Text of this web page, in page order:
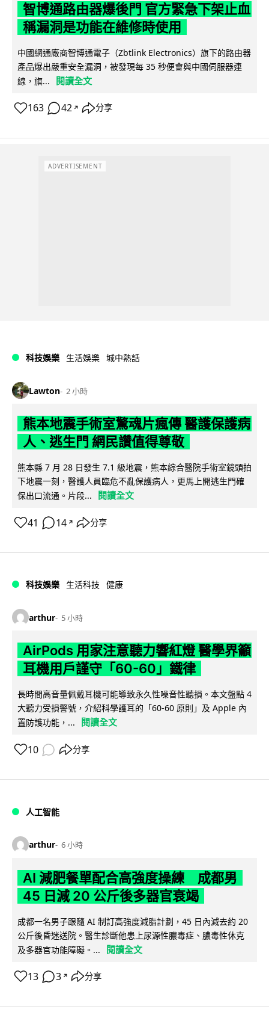
智博通路由器爆後門 官方緊急下架止血
稱漏洞是功能在維修時使用
中國網通廠商智博通電子（Zbtlink Electronics）旗下的路由器
產品爆出嚴重安全漏洞，被發現每 35 秒便會與中國伺服器連
線，旗...
閱讀全文
163 42 ↗ 分享
ADVERTISEMENT
科技娛樂 生活娛樂 城中熱話
Lawton 2 小時
熊本地震手術室驚魂片瘋傳 醫護保護病
人、逃生門 網民讚值得尊敬
熊本縣 7 月 28 日發生 7.1 級地震，熊本綜合醫院手術室鏡頭拍
下地震一刻，醫護人員臨危不亂保護病人，更馬上開逃生門確
保出口流通。片段...
閱讀全文
41 14 ↗ 分享
科技娛樂 生活科技 健康
arthur 5 小時
AirPods 用家注意聽力響紅燈 醫學界籲
耳機用戶謹守「60-60」鐵律
長時間高音量佩戴耳機可能導致永久性噪音性聽損。本文盤點 4
大聽力受損警號，介紹科學護耳的「60-60 原則」及 Apple 內
置防護功能，...
閱讀全文
10 分享
人工智能
arthur 6 小時
AI 減肥餐單配合高強度操練 成都男
45 日減 20 公斤後多器官衰竭
成都一名男子跟隨 AI 制訂高強度減脂計劃，45 日內減去約 20
公斤後昏迷送院。醫生診斷他患上尿源性膿毒症、膿毒性休克
及多器官功能障礙。...
閱讀全文
13 3 ↗ 分享